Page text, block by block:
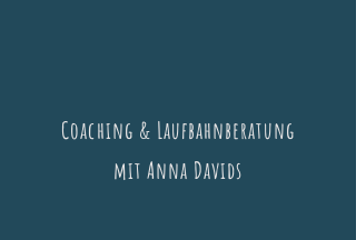
Coaching & Laufbahnberatung
mit Anna Davids